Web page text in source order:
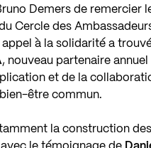
Demers de remercier
duCercle des
appel à la solidarité a
, nouveau partenaire
et de la
être commun.
la construction